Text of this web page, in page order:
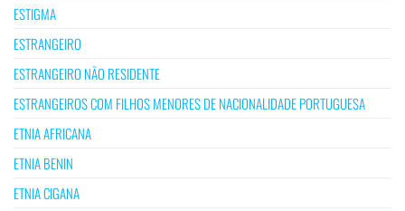
ESTIGMA
ESTRANGEIRO
ESTRANGEIRO NÃO RESIDENTE
ESTRANGEIROS COM FILHOS MENORES DE NACIONALIDADE PORTUGUESA
ETNIA AFRICANA
ETNIA BENIN
ETNIA CIGANA